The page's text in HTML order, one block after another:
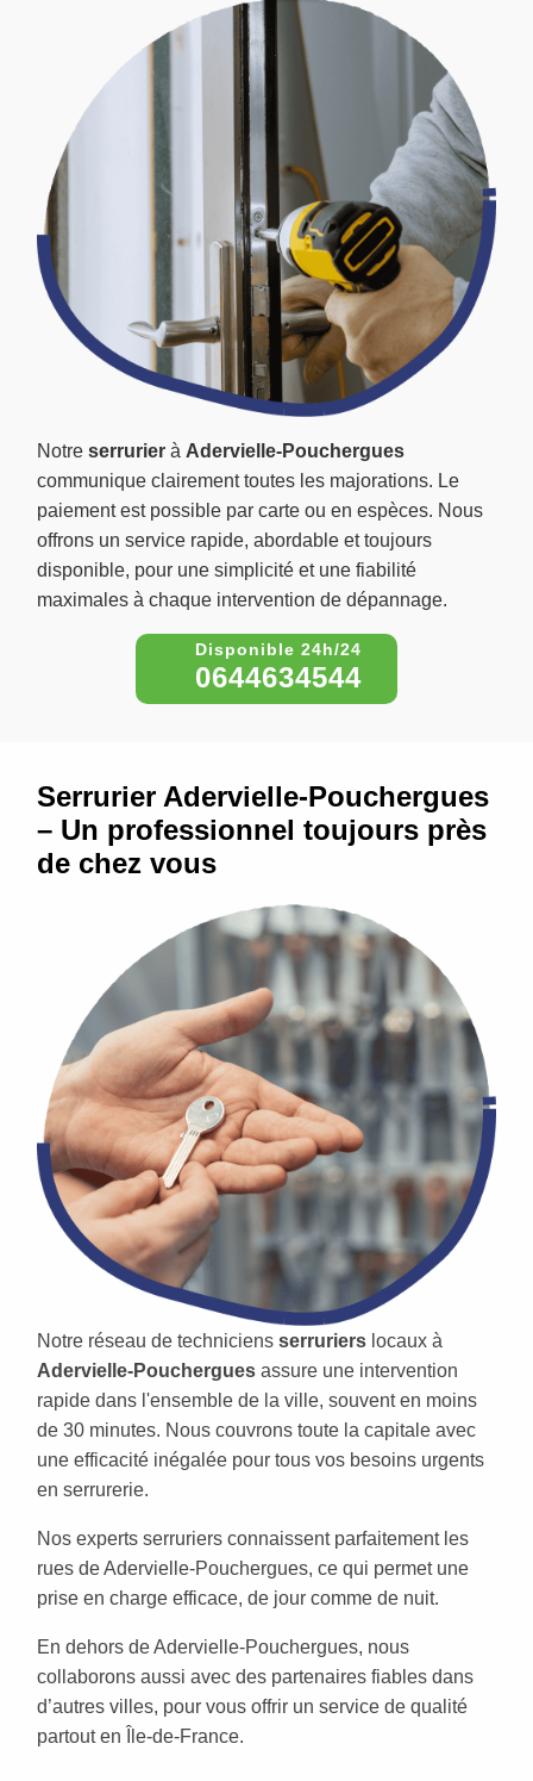
Notre serrurier à Adervielle-Pouchergues
communique clairement toutes les majorations. Le
paiement est possible par carte ou en espèces. Nous
offrons un service rapide, abordable et toujours
disponible, pour une simplicité et une fiabilité
maximales à chaque intervention de dépannage.
0644634544
Serrurier Adervielle-Pouchergues
– Un professionnel toujours près
de chez vous
Notre réseau de techniciens serruriers locaux à
Adervielle-Pouchergues assure une intervention
rapide dans l'ensemble de la ville, souvent en moins
de 30 minutes. Nous couvrons toute la capitale avec
une efficacité inégalée pour tous vos besoins urgents
en serrurerie.
Nos experts serruriers connaissent parfaitement les
rues de Adervielle-Pouchergues, ce qui permet une
prise en charge efficace, de jour comme de nuit.
En dehors de Adervielle-Pouchergues, nous
collaborons aussi avec des partenaires fiables dans
d’autres villes, pour vous offrir un service de qualité
partout en Île-de-France.